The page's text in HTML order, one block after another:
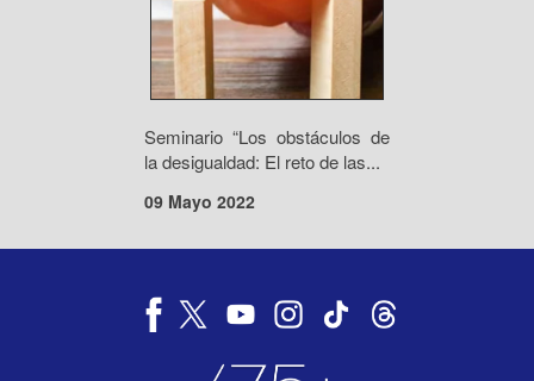
Seminario “Los obstáculos de
la desigualdad: El reto de las...
09 Mayo 2022